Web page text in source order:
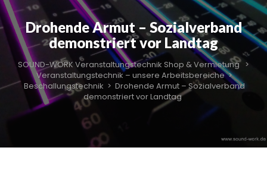
Drohende Armut – Sozialverband
demonstriert vor Landtag
SOUND-WORK Veranstaltungstechnik Shop & Vermietung >
Veranstaltungstechnik – unsere Arbeitsbereiche>
Beschallungstechnik > Drohende Armut – Sozialverband
demonstriert vor Landtag